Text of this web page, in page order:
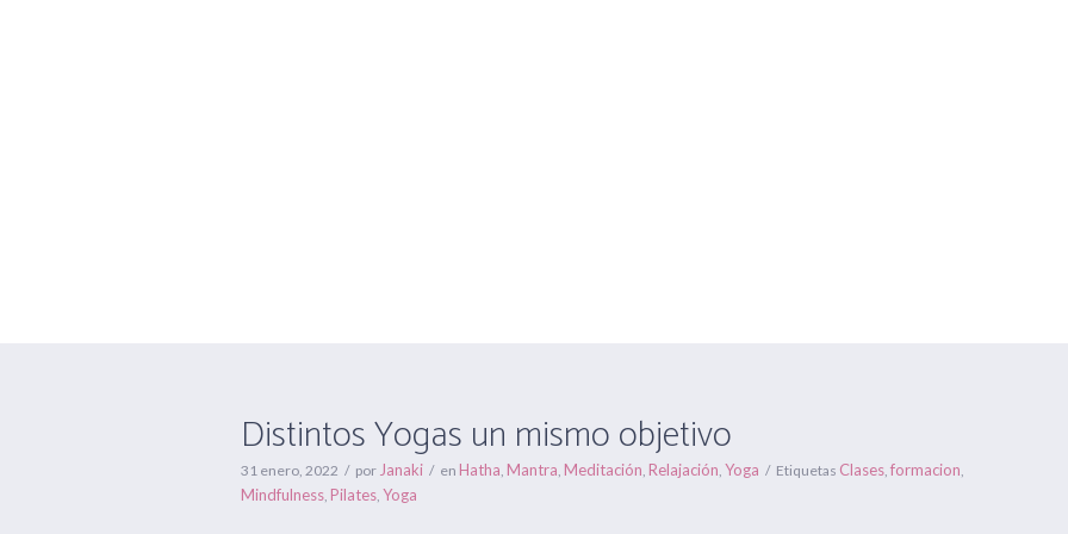
Distintos Yogas un mismo objetivo
31 enero, 2022 por Janaki en Hatha, Mantra, Meditación, Relajación, Yoga Etiquetas Clases, formacion,
Mindfulness, Pilates, Yoga